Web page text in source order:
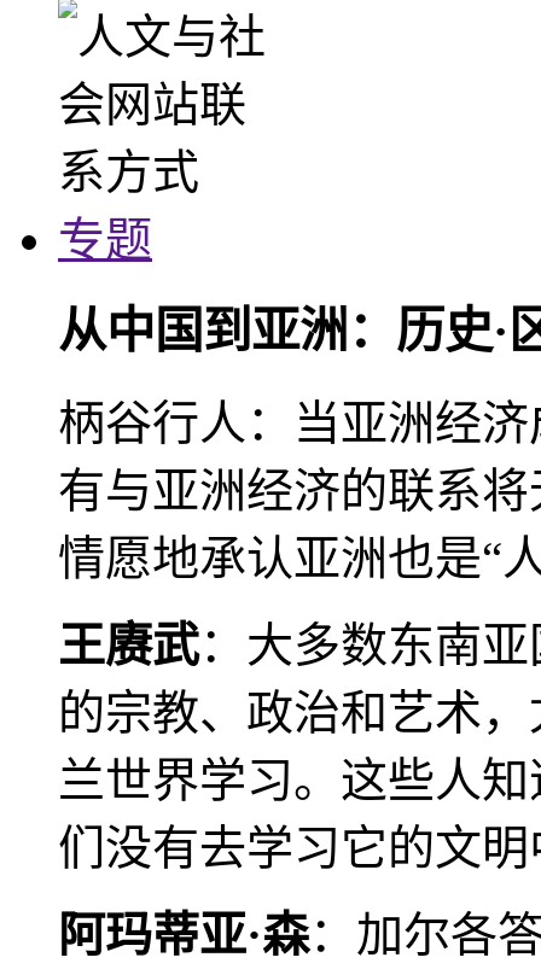
专题
从中国到亚洲：历史·
柄谷行人：当亚洲经
有与亚洲经济的联系
情愿地承认亚洲也是“
王赓武：大多数东南
的宗教、政治和艺术
兰世界学习。这些人
们没有去学习它的文
阿玛蒂亚·森：加尔各